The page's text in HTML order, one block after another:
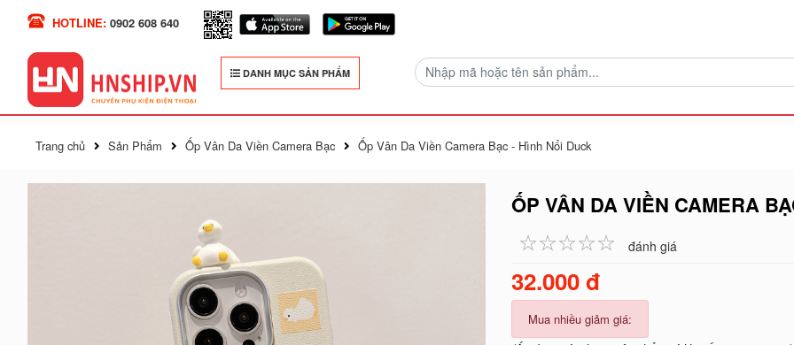
HOTLINE: 0902 608 640
DANH MỤC SẢN PHẨM
Trang chủ Sản Phẩm Ốp Vân Da Viền Camera Bạc Ốp Vân Da Viền Camera Bạc - Hình Nổi Duck
ỐP VÂN DA VIỀN CAMERA
☆☆☆☆☆
★★★★★ đánh giá
32.000 đ
Mua nhiều giảm giá: